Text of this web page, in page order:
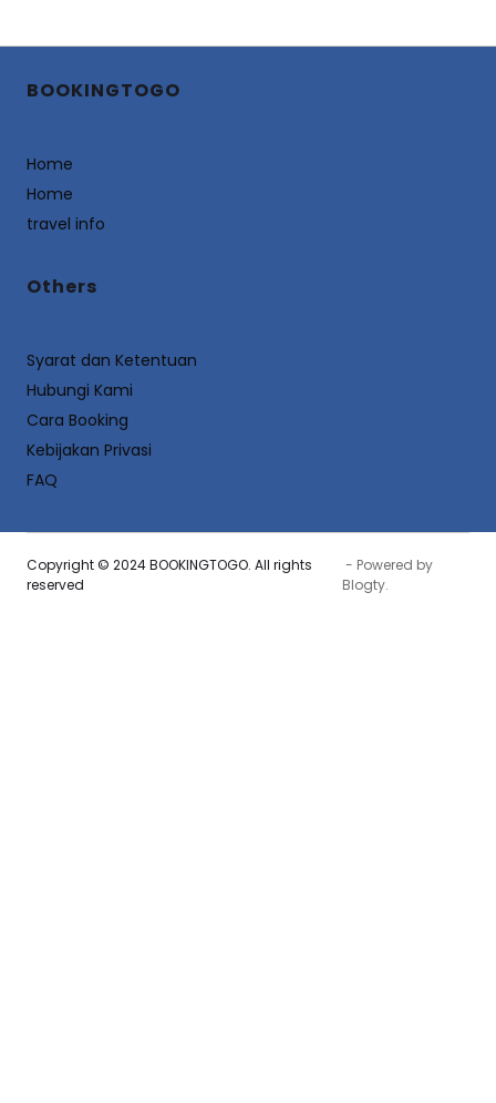
BOOKINGTOGO
Home
Home
travel info
Others
Syarat dan Ketentuan
Hubungi Kami
Cara Booking
Kebijakan Privasi
FAQ
Copyright © 2024 BOOKINGTOGO. All rights
reserved
- Powered by
Blogty.